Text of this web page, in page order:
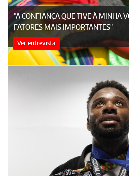
"A CONFIANÇA QUE TIVE À MINHA
FATORES MAIS IMPORTANTES"
Ver entrevista